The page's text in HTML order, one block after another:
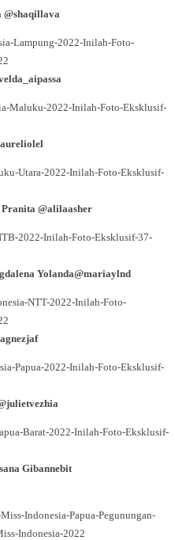
@shaqillava
Pranita @alilaasher
Yolanda@mariaylnd
Gibannebit